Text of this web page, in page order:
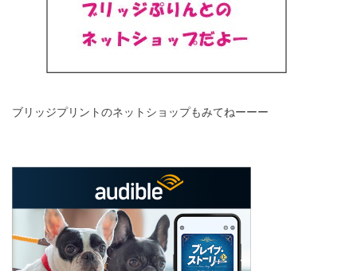
ブリッジプリントのネットショップもみてねーーー